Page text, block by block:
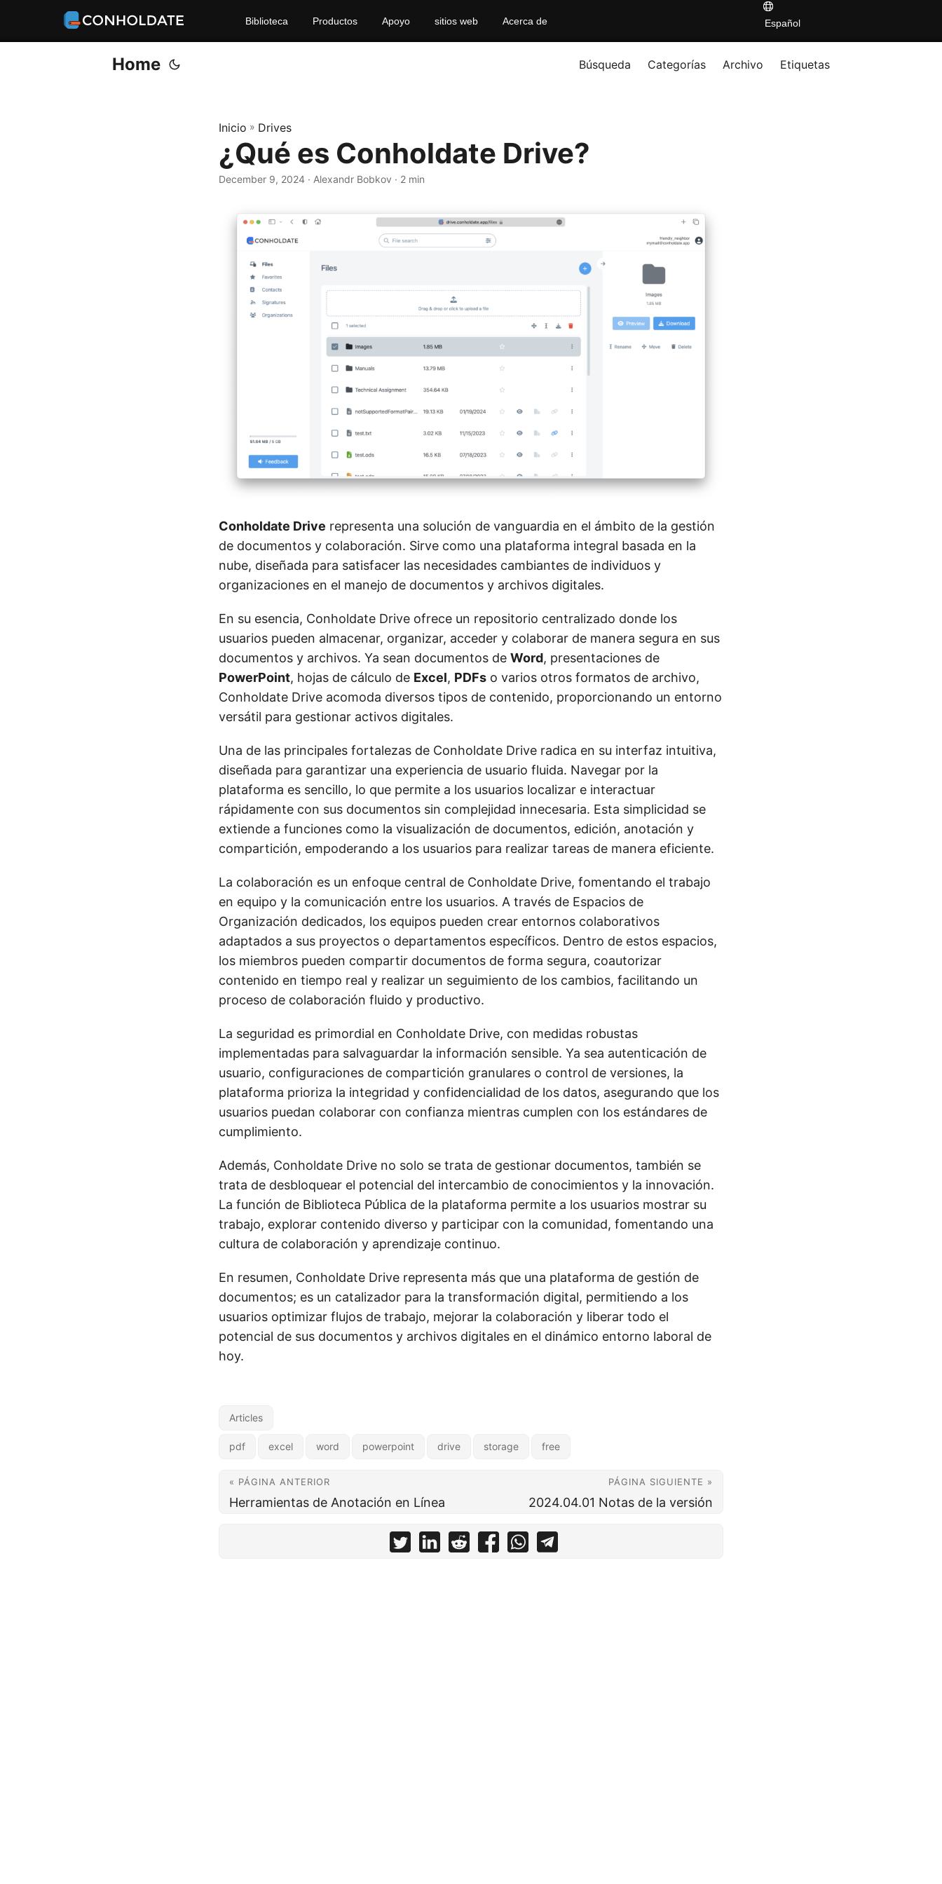
Español
Biblioteca Productos Apoyo sitios web Acerca de
Home Búsqueda Categorías Archivo Etiquetas
Inicio » Drives
¿Qué es Conholdate Drive?
December 9, 2024 ‎ · Alexandr Bobkov · 2 min
Conholdate Drive representa una solución de vanguardia en el ámbito de la gestión
de documentos y colaboración. Sirve como una plataforma integral basada en la
nube, diseñada para satisfacer las necesidades cambiantes de individuos y
organizaciones en el manejo de documentos y archivos digitales.
En su esencia, Conholdate Drive ofrece un repositorio centralizado donde los
usuarios pueden almacenar, organizar, acceder y colaborar de manera segura en sus
documentos y archivos. Ya sean documentos de Word, presentaciones de
PowerPoint, hojas de cálculo de Excel, PDFs o varios otros formatos de archivo,
Conholdate Drive acomoda diversos tipos de contenido, proporcionando un entorno
versátil para gestionar activos digitales.
Una de las principales fortalezas de Conholdate Drive radica en su interfaz intuitiva,
diseñada para garantizar una experiencia de usuario fluida. Navegar por la
plataforma es sencillo, lo que permite a los usuarios localizar e interactuar
rápidamente con sus documentos sin complejidad innecesaria. Esta simplicidad se
extiende a funciones como la visualización de documentos, edición, anotación y
compartición, empoderando a los usuarios para realizar tareas de manera eficiente.
La colaboración es un enfoque central de Conholdate Drive, fomentando el trabajo
en equipo y la comunicación entre los usuarios. A través de Espacios de
Organización dedicados, los equipos pueden crear entornos colaborativos
adaptados a sus proyectos o departamentos específicos. Dentro de estos espacios,
los miembros pueden compartir documentos de forma segura, coautorizar
contenido en tiempo real y realizar un seguimiento de los cambios, facilitando un
proceso de colaboración fluido y productivo.
La seguridad es primordial en Conholdate Drive, con medidas robustas
implementadas para salvaguardar la información sensible. Ya sea autenticación de
usuario, configuraciones de compartición granulares o control de versiones, la
plataforma prioriza la integridad y confidencialidad de los datos, asegurando que los
usuarios puedan colaborar con confianza mientras cumplen con los estándares de
cumplimiento.
Además, Conholdate Drive no solo se trata de gestionar documentos, también se
trata de desbloquear el potencial del intercambio de conocimientos y la innovación.
La función de Biblioteca Pública de la plataforma permite a los usuarios mostrar su
trabajo, explorar contenido diverso y participar con la comunidad, fomentando una
cultura de colaboración y aprendizaje continuo.
En resumen, Conholdate Drive representa más que una plataforma de gestión de
documentos; es un catalizador para la transformación digital, permitiendo a los
usuarios optimizar flujos de trabajo, mejorar la colaboración y liberar todo el
potencial de sus documentos y archivos digitales en el dinámico entorno laboral de
hoy.
Articles
pdf excel word powerpoint drive storage free
« PÁGINA ANTERIOR
Herramientas de Anotación en Línea
PÁGINA SIGUIENTE »
2024.04.01 Notas de la versión